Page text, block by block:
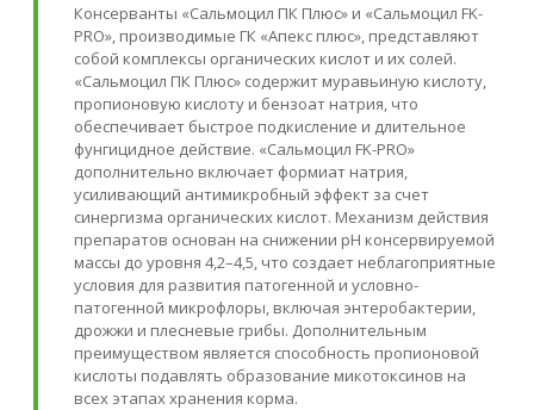
Консерванты «Сальмоцил ПК Плюс» и «Сальмоцил FK-
PRO», производимые ГК «Апекс плюс», представляют
собой комплексы органических кислот и их солей.
«Сальмоцил ПК Плюс» содержит муравьиную кислоту,
пропионовую кислоту и бензоат натрия, что
обеспечивает быстрое подкисление и длительное
фунгицидное действие. «Сальмоцил FK-PRO»
дополнительно включает формиат натрия,
усиливающий антимикробный эффект за счет
синергизма органических кислот. Механизм действия
препаратов основан на снижении pH консервируемой
массы до уровня 4,2–4,5, что создает неблагоприятные
условия для развития патогенной и условно-
патогенной микрофлоры, включая энтеробактерии,
дрожжи и плесневые грибы. Дополнительным
преимуществом является способность пропионовой
кислоты подавлять образование микотоксинов на
всех этапах хранения корма.